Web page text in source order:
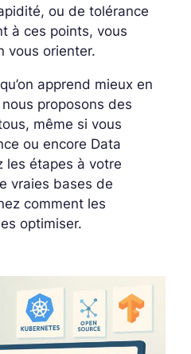
ou de tolérance
à ces points, vous
vous orienter.
apprend mieux en
proposons des
même si vous
ou encore Data
les étapes à votre
vraies bases de
comment les
optimiser.